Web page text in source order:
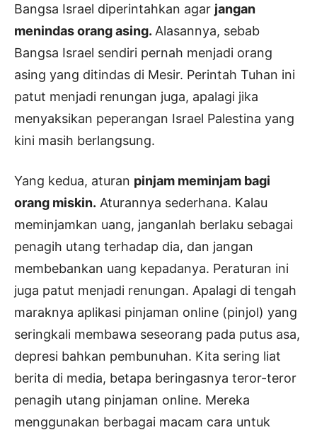
Bangsa Israel diperintahkan agar jangan
menindas orang asing. Alasannya, sebab
Bangsa Israel sendiri pernah menjadi orang
asing yang ditindas di Mesir. Perintah Tuhan ini
patut menjadi renungan juga, apalagi jika
menyaksikan peperangan Israel Palestina yang
kini masih berlangsung.
Yang kedua, aturan pinjam meminjam bagi
orang miskin. Aturannya sederhana. Kalau
meminjamkan uang, janganlah berlaku sebagai
penagih utang terhadap dia, dan jangan
membebankan uang kepadanya. Peraturan ini
juga patut menjadi renungan. Apalagi di tengah
maraknya aplikasi pinjaman online (pinjol) yang
seringkali membawa seseorang pada putus asa,
depresi bahkan pembunuhan. Kita sering liat
berita di media, betapa beringasnya teror-teror
penagih utang pinjaman online. Mereka
menggunakan berbagai macam cara untuk